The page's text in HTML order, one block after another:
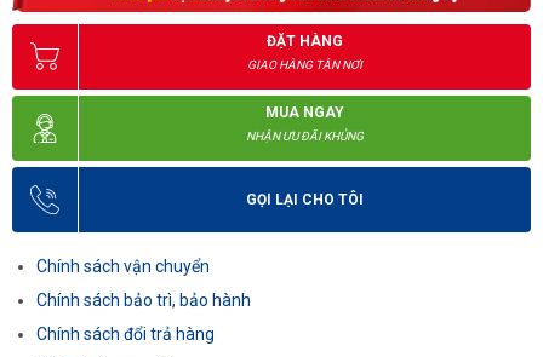
ĐẶT HÀNG
GIAO HÀNG TẬN NƠI
MUA NGAY
NHẬN ƯU ĐÃI KHỦNG
GỌI LẠI CHO TÔI
Chính sách vận chuyển
Chính sách bảo trì, bảo hành
Chính sách đổi trả hàng